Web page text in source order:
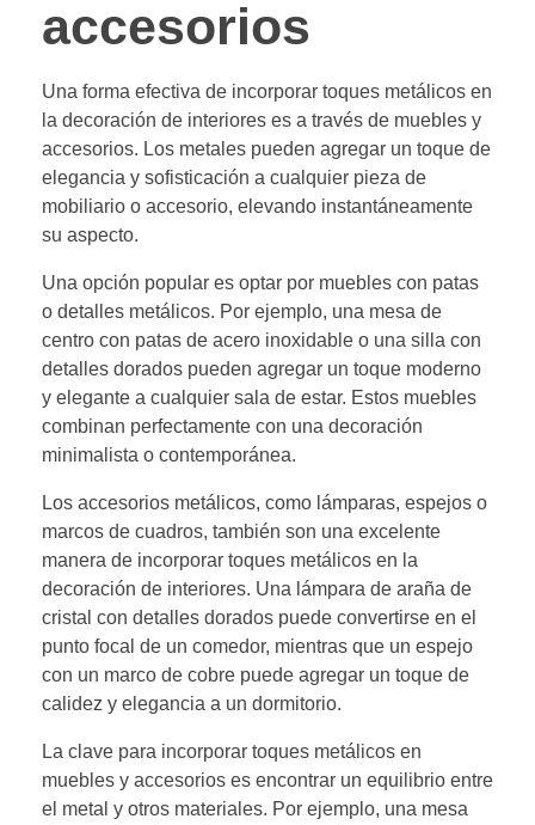
accesorios
Una forma efectiva de incorporar toques metálicos en
la decoración de interiores es a través de muebles y
accesorios. Los metales pueden agregar un toque de
elegancia y sofisticación a cualquier pieza de
mobiliario o accesorio, elevando instantáneamente
su aspecto.
Una opción popular es optar por muebles con patas
o detalles metálicos. Por ejemplo, una mesa de
centro con patas de acero inoxidable o una silla con
detalles dorados pueden agregar un toque moderno
y elegante a cualquier sala de estar. Estos muebles
combinan perfectamente con una decoración
minimalista o contemporánea.
Los accesorios metálicos, como lámparas, espejos o
marcos de cuadros, también son una excelente
manera de incorporar toques metálicos en la
decoración de interiores. Una lámpara de araña de
cristal con detalles dorados puede convertirse en el
punto focal de un comedor, mientras que un espejo
con un marco de cobre puede agregar un toque de
calidez y elegancia a un dormitorio.
La clave para incorporar toques metálicos en
muebles y accesorios es encontrar un equilibrio entre
el metal y otros materiales. Por ejemplo, una mesa